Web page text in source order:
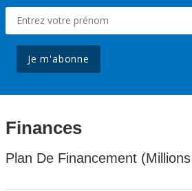
Je m'abonne
Finances
Plan De Financement